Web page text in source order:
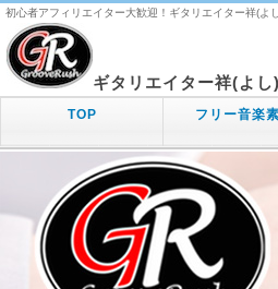
初心者アフィリエイター大歓迎！ギタリエイター祥(よ
ギタリエイター祥(よ
TOP フリー音楽